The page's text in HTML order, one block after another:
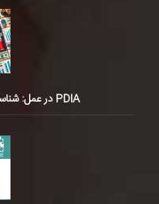
PDIA در عمل: شناسه‌گذاری بودجه و طبقه‌بندی آن